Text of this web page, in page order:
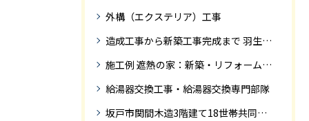
外構（エクステリア）工事
造成工事から新築工事完成まで 羽生市Ｓ様邸新築工事・
施工例 遮熱の家：新築・リフォーム ドローンにて空撮
給湯器交換工事・給湯器交換専門部隊
坂戸市関間木造3階建て18世帯共同住宅の完成迄紹介